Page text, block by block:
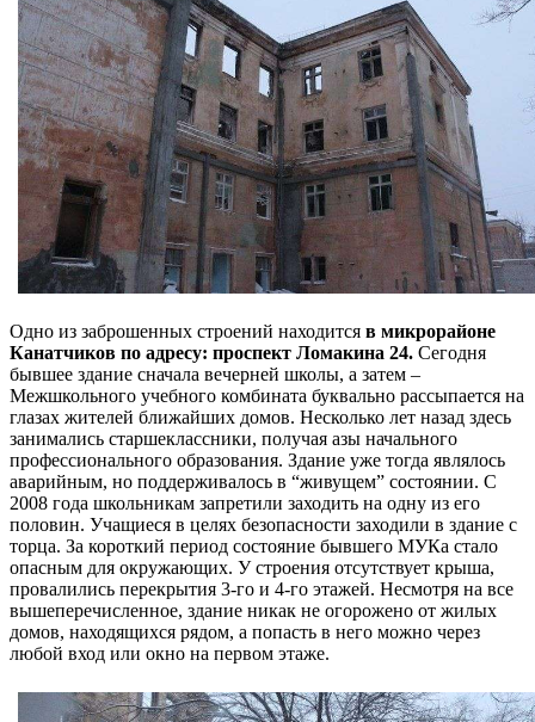
Одно из заброшенных строений находится в микрорайоне
Канатчиков по адресу: проспект Ломакина 24. Сегодня
бывшее здание сначала вечерней школы, а затем –
Межшкольного учебного комбината буквально рассыпается на
глазах жителей ближайших домов. Несколько лет назад здесь
занимались старшеклассники, получая азы начального
профессионального образования. Здание уже тогда являлось
аварийным, но поддерживалось в “живущем” состоянии. С
2008 года школьникам запретили заходить на одну из его
половин. Учащиеся в целях безопасности заходили в здание с
торца. За короткий период состояние бывшего МУКа стало
опасным для окружающих. У строения отсутствует крыша,
провалились перекрытия 3-го и 4-го этажей. Несмотря на все
вышеперечисленное, здание никак не огорожено от жилых
домов, находящихся рядом, а попасть в него можно через
любой вход или окно на первом этаже.